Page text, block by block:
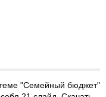
теме "Семейный бюджет"